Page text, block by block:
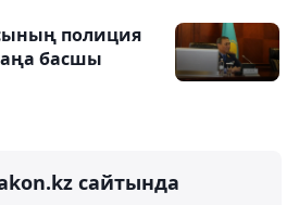
полиция
басшы
сайтында